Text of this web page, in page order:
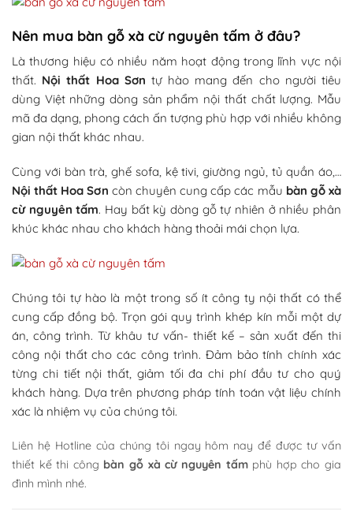
Nên mua bàn gỗ xà cừ nguyên tấm ở đâu?
Là thương hiệu có nhiều năm hoạt động trong lĩnh vực nội
thất. Nội thất Hoa Sơn tự hào mang đến cho người tiêu
dùng Việt những dòng sản phẩm nội thất chất lượng. Mẫu
mã đa dạng, phong cách ấn tượng phù hợp với nhiều không
gian nội thất khác nhau.
Cùng với bàn trà, ghế sofa, kệ tivi, giường ngủ, tủ quần áo,…
Nội thất Hoa Sơn còn chuyên cung cấp các mẫu bàn gỗ xà
cừ nguyên tấm. Hay bất kỳ dòng gỗ tự nhiên ở nhiều phân
khúc khác nhau cho khách hàng thoải mái chọn lựa.
Chúng tôi tự hào là một trong số ít công ty nội thất có thể
cung cấp đồng bộ. Trọn gói quy trình khép kín mỗi một dự
án, công trình. Từ khâu tư vấn- thiết kế – sản xuất đến thi
công nội thất cho các công trình. Đảm bảo tính chính xác
từng chi tiết nội thất, giảm tối đa chi phí đầu tư cho quý
khách hàng. Dựa trên phương pháp tính toán vật liệu chính
xác là nhiệm vụ của chúng tôi.
Liên hệ Hotline của chúng tôi ngay hôm nay để được tư vấn
thiết kế thi công bàn gỗ xà cừnguyên tấmphù hợp cho gia
đình mình nhé.